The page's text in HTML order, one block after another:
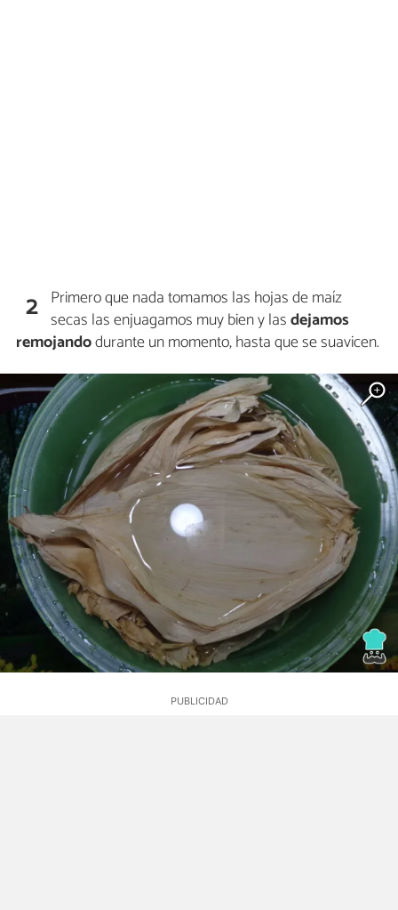
2 Primero que nada tomamos las hojas de maíz
secas las enjuagamos muy bien y lasdejamos
remojandodurante un momento, hasta que se suavicen.